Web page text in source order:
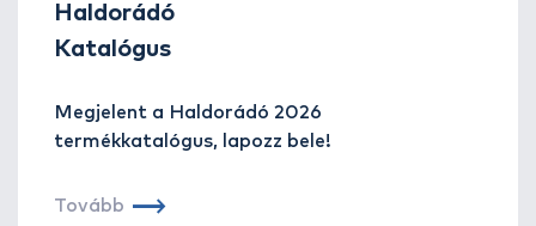
Haldorádó
Katalógus
Megjelent a Haldorádó 2026
termékkatalógus, lapozz bele!
Tovább